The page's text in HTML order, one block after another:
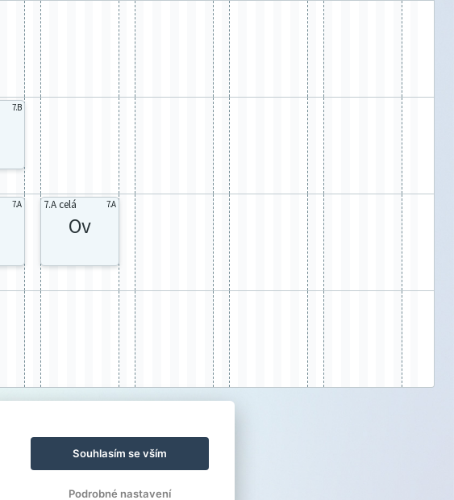
7.B
7.A 7.A celá 7.A
Ov
Souhlasím se vším
Podrobné nastavení